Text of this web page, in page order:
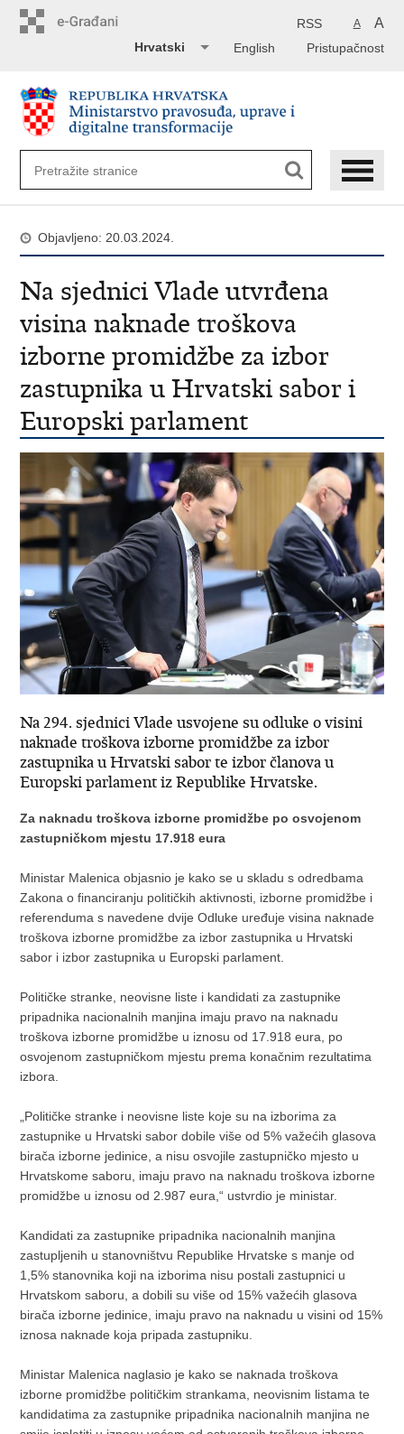
A A
RSS
Pristupačnost
English
Hrvatski
Objavljeno: 20.03.2024.
Na sjednici Vlade utvrđena
visina naknade troškova
izborne promidžbe za izbor
zastupnika u Hrvatski sabor i
Europski parlament
Na 294. sjednici Vlade usvojene su odluke o visini
naknade troškova izborne promidžbe za izbor
zastupnika u Hrvatski sabor te izbor članova u
Europski parlament iz Republike Hrvatske.
Za naknadu troškova izborne promidžbe po osvojenom
zastupničkom mjestu 17.918 eura
Ministar Malenica objasnio je kako se u skladu s odredbama
Zakona o financiranju političkih aktivnosti, izborne promidžbe i
referenduma s navedene dvije Odluke uređuje visina naknade
troškova izborne promidžbe za izbor zastupnika u Hrvatski
sabor i izbor zastupnika u Europski parlament.
Političke stranke, neovisne liste i kandidati za zastupnike
pripadnika nacionalnih manjina imaju pravo na naknadu
troškova izborne promidžbe u iznosu od 17.918 eura, po
osvojenom zastupničkom mjestu prema konačnim rezultatima
izbora.
„Političke stranke i neovisne liste koje su na izborima za
zastupnike u Hrvatski sabor dobile više od 5% važećih glasova
birača izborne jedinice, a nisu osvojile zastupničko mjesto u
Hrvatskome saboru, imaju pravo na naknadu troškova izborne
promidžbe u iznosu od 2.987 eura,“ ustvrdio je ministar.
Kandidati za zastupnike pripadnika nacionalnih manjina
zastupljenih u stanovništvu Republike Hrvatske s manje od
1,5% stanovnika koji na izborima nisu postali zastupnici u
Hrvatskom saboru, a dobili su više od 15% važećih glasova
birača izborne jedinice, imaju pravo na naknadu u visini od 15%
iznosa naknade koja pripada zastupniku.
Ministar Malenica naglasio je kako se naknada troškova
izborne promidžbe političkim strankama, neovisnim listama te
kandidatima za zastupnike pripadnika nacionalnih manjina ne